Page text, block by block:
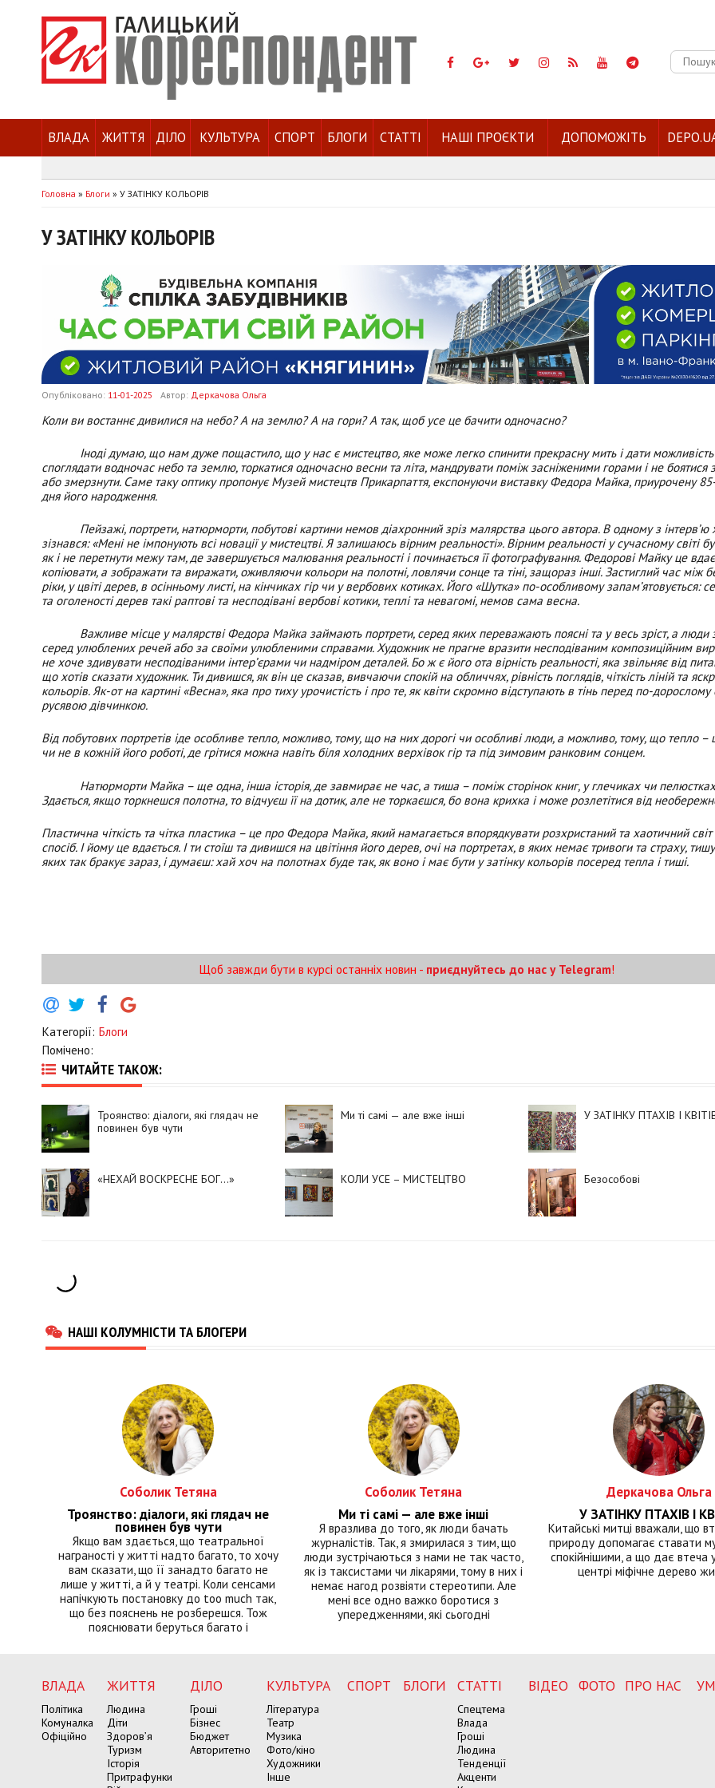
Пошук:
ВЛАДА ЖИТТЯ ДІЛО КУЛЬТУРА СПОРТ БЛОГИ СТАТТІ НАШІ ПРОЄКТИ ДОПОМОЖІТЬ
Головна » Блоги » У ЗАТІНКУ КОЛЬОРІВ
У ЗАТІНКУ КОЛЬОРІВ
Опубліковано: 11-01-2025 Автор: Деркачова Ольга
Коли ви востаннє дивилися на небо? А на землю? А на гори? А так, щоб усе це бачити одночасно?
Іноді думаю, що нам дуже пощастило, що у нас є мистецтво, яке може легко спинити прекрасну мить і дати можливість
споглядати водночас небо та землю, торкатися одночасно весни та літа, мандрувати поміж засніженими горами і не боятися
або змерзнути. Саме таку оптику пропонує Музей мистецтв Прикарпаття, експонуючи виставку Федора Майка, приурочену
дня його народження.
Пейзажі, портрети, натюрморти, побутові картини немов діахронний зріз малярства цього автора. В одному з інтерв’ю
зізнався: «Мені не імпонують всі новації у мистецтві. Я залишаюсь вірним реальності». Вірним реальності у сучасному світі
як і не перетнути межу там, де завершується малювання реальності і починається її фотографування. Федорові Майку це
копіювати, а зображати та виражати, оживляючи кольори на полотні, ловлячи сонце та тіні, защораз інші. Застиглий час між
ріки, у цвіті дерев, в осінньому листі, на кінчиках гір чи у вербових котиках. Його «Шутка» по-особливому запам’ятовується:
та оголеності дерев такі раптові та несподівані вербові котики, теплі та невагомі, немов сама весна.
Важливе місце у малярстві Федора Майка займають портрети, серед яких переважають поясні та у весь зріст, а люди
серед улюблених речей або за своїми улюбленими справами. Художник не прагне вразити несподіваним композиційним
не хоче здивувати несподіваними інтер’єрами чи надміром деталей. Бо ж є його ота вірність реальності, яка звільняє від
що хотів сказати художник. Ти дивишся, як він це сказав, вивчаючи спокій на обличчях, рівність поглядів, чіткість ліній та
кольорів. Як-от на картині «Весна», яка про тиху урочистість і про те, як квіти скромно відступають в тінь перед по-
русявою дівчинкою.
Від побутових портретів іде особливе тепло, можливо, тому, що на них дорогі чи особливі люди, а можливо, тому, що тепло –
чи не в кожній його роботі, де грітися можна навіть біля холодних верхівок гір та під зимовим ранковим сонцем.
Натюрморти Майка – ще одна, інша історія, де завмирає не час, а тиша – поміж сторінок книг, у глечиках чи пелюстках
Здається, якщо торкнешся полотна, то відчуєш її на дотик, але не торкаєшся, бо вона крихка і може розлетітися від
Пластична чіткість та чітка пластика – це про Федора Майка, який намагається впорядкувати розхристаний та хаотичний світ
спосіб. І йому це вдається. І ти стоїш та дивишся на цвітіння його дерев, очі на портретах, в яких немає тривоги та страху,
яких так бракує зараз, і думаєш: хай хоч на полотнах буде так, як воно і має бути у затінку кольорів посеред тепла і тиші.
Щоб завжди бути в курсі останніх новин - приєднуйтесь до нас у Telegram!
Категорії: Блоги
Помічено:
ЧИТАЙТЕ ТАКОЖ:
Троянство: діалоги, які глядач не
повинен був чути
Ми ті самі — але вже інші У ЗАТІНКУ ПТАХІВ І
«НЕХАЙ ВОСКРЕСНЕ БОГ…» КОЛИ УСЕ – МИСТЕЦТВО Безособові
НАШІ КОЛУМНІСТИ ТА БЛОГЕРИ
Соболик Тетяна
Троянство: діалоги, які глядач не
повинен був чути
Якщо вам здається, що театральної
награності у житті надто багато, то хочу
вам сказати, що її занадто багато не
лише у житті, а й у театрі. Коли сенсами
напічкують постановку до too much так,
що без пояснень не розберешся. Тож
пояснювати беруться багато і
Соболик Тетяна
Ми ті самі — але вже інші
Я вразлива до того, як люди бачать
журналістів. Так, я змирилася з тим, що
люди зустрічаються з нами не так часто,
як із таксистами чи лікарями, тому в них і
немає нагод розвіяти стереотипи. Але
мені все одно важко боротися з
упередженнями, які сьогодні
Деркачова Ольга
У ЗАТІНКУ ПТАХІВ І
Китайські митці вважали, що
природу допомагає ставати
спокійнішими, а що дає втеча
центрі міфічне дерево
ВЛАДА
Політика
Комуналка
Офіційно
ЖИТТЯ
Людина
Діти
Здоров’я
Туризм
Історія
Притрафунки
ДІЛО
Гроші
Бізнес
Бюджет
Авторитетно
КУЛЬТУРА
Література
Театр
Музика
Фото/кіно
Художники
Інше
СПОРТ БЛОГИ СТАТТІ
Спецтема
Влада
Гроші
Людина
Тенденції
Акценти
ВІДЕО ФОТО ПРО НАС